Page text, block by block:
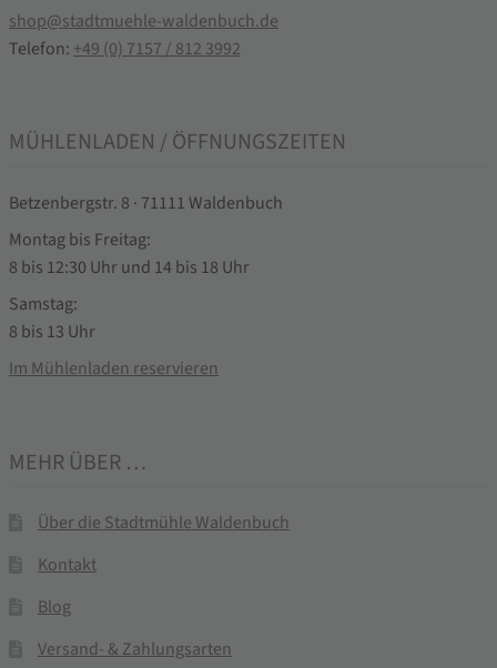
shop@stadtmuehle-waldenbuch.de
Telefon: +49 (0) 7157 / 812 3992
MÜHLENLADEN / ÖFFNUNGSZEITEN
Betzenbergstr. 8 · 71111 Waldenbuch
Montag bis Freitag:
8 bis 12:30 Uhr und 14 bis 18 Uhr
Samstag:
8 bis 13 Uhr
Im Mühlenladen reservieren
MEHR ÜBER …
Über die Stadtmühle Waldenbuch
Kontakt
Blog
Versand- & Zahlungsarten